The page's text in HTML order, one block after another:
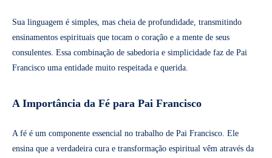
Sua linguagem é simples, mas cheia de profundidade, transmitindo
ensinamentos espirituais que tocam o coração e a mente de seus
consulentes. Essa combinação de sabedoria e simplicidade faz de Pai
Francisco uma entidade muito respeitada e querida.
A Importância da Fé para Pai Francisco
A fé é um componente essencial no trabalho de Pai Francisco. Ele
ensina que a verdadeira cura e transformação espiritual vêm através da